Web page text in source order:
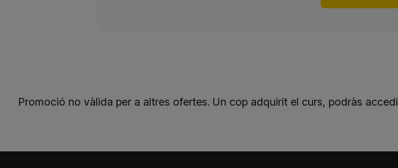
Promoció no vàlida per a altres ofertes. Un cop adquirit el curs, podràs